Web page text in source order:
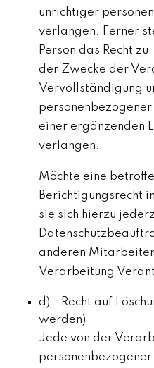
unrichtiger
verlangen. Ferner
Person das Recht
der Zwecke der
Vervollständigung
einer ergänzenden
verlangen.
Möchte eine
Berichtigungsrecht
sie sich hierzu
anderen
Verarbeitung
d) Recht auf
werden)
Jede von der